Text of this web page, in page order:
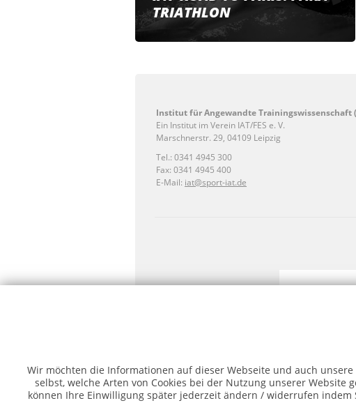
TRIATHLON
Institut für Angewandte Trainingswissenschaft
Ein Institut im Verein IAT/FES e. V.
Marschnerstr. 29, 04109 Leipzig
Tel.: 0341 4945 300
Fax: 0341 4945 400
E-Mail: iat@sport-iat.de
(Quelle: BKAmt)
Wir möchten die Informationen auf dieser Webseite und auch
selbst, welche Arten von Cookies bei der Nutzung unserer Website
können Ihre Einwilligung später jederzeit ändern / widerrufen indem